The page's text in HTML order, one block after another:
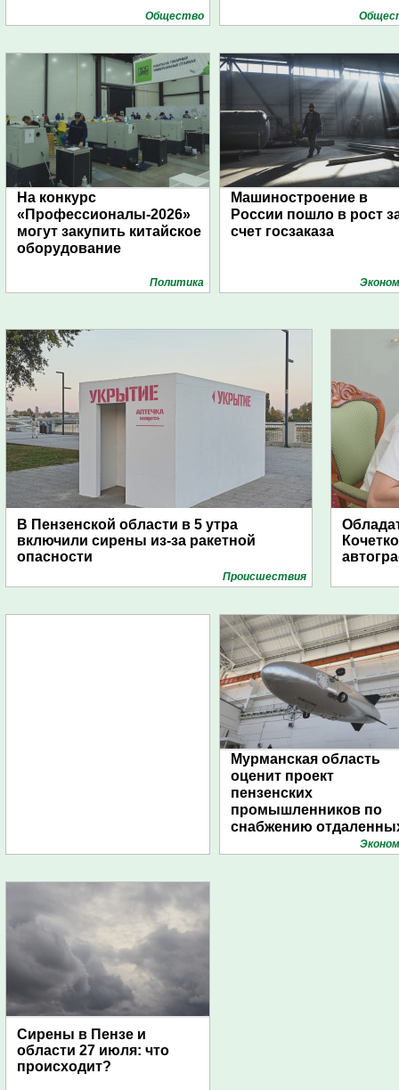
Общество
На конкурс
«Профессионалы-2026»
могут закупить китайское
оборудование
Политика
Машиностроение в
России пошло в рост
счет госзаказа
В Пензенской области в 5 утра
включили сирены из-за ракетной
опасности
Проиcшествия
Мурманская область
оценит проект
пензенских
промышленников по
снабжению
поселений с помощью
Сирены в Пензе и
области 27 июля: что
происходит?